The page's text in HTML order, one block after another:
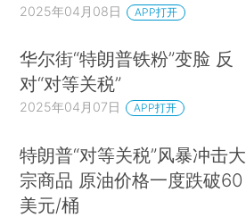
2025年04月08日 APP打开
华尔街“特朗普铁粉”变脸 反
对“对等关税”
2025年04月07日 APP打开
特朗普“对等关税”风暴冲击大
宗商品 原油价格一度跌破60
美元/桶